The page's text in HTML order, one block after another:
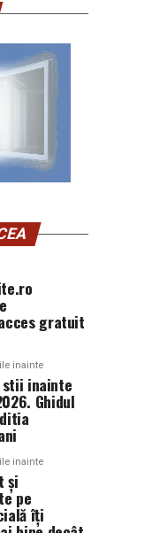
gratuit
inainte
stii inainte
Ghidul
inainte
și
pe
îți